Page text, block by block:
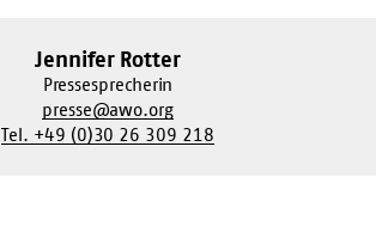
Jennifer Rotter
Pressesprecherin
presse@awo.org
Tel. +49 (0)30 26 309 218